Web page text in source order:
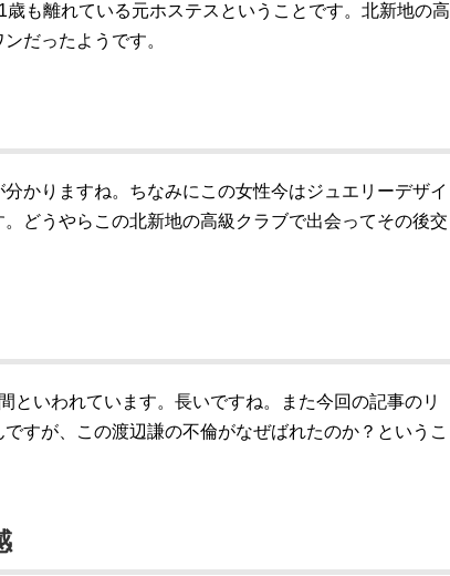
も離れている元ホステスということです。北新地の高
だったようです。
かりますね。ちなみにこの女性今はジュエリーデザイ
どうやらこの北新地の高級クラブで出会ってその後交
といわれています。長いですね。また今回の記事のリ
すが、この渡辺謙の不倫がなぜばれたのか？というこ